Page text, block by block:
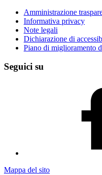
Amministrazione
Informativa privacy
Note legali
Dichiarazione di
Piano di miglioramento
Seguici su
Mappa del sito